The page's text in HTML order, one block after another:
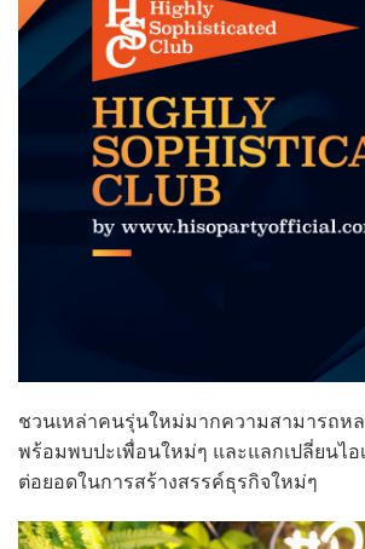
ชวนเหล่าคนรุ่นใหม่มากความสามารถห
พร้อมพบปะเพื่อนใหม่ๆ และแลกเปลี่ยนไอ
ต่อยอดในการสร้างสรรค์ธุรกิจใหม่ๆ